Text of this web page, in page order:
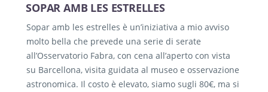
SOPAR AMB LES ESTRELLES
Sopar amb les estrelles è un’iniziativa a mio avviso
molto bella che prevede una serie di serate
all’Osservatorio Fabra, con cena all’aperto con vista
su Barcellona, visita guidata al museo e osservazione
astronomica. Il costo è elevato, siamo sugli 80€, ma si